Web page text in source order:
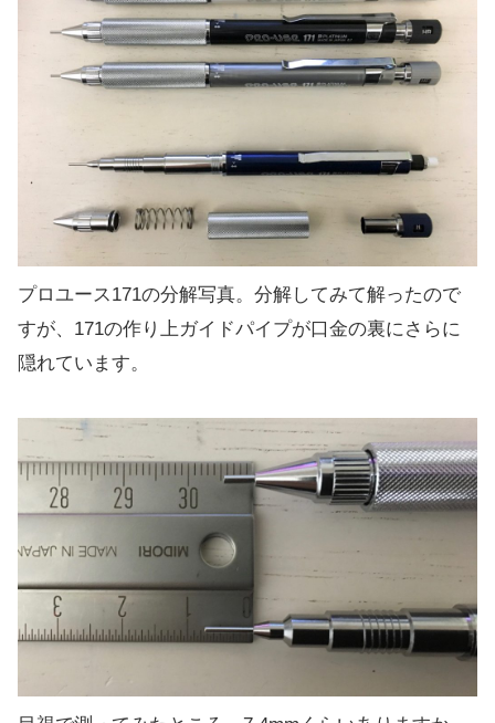
プロユース171の分解写真。分解してみて解ったので
すが、171の作り上ガイドパイプが口金の裏にさらに
隠れています。